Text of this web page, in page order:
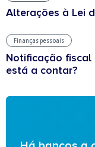
Alterações à Lei
Finanças pessoais
Notificação fiscal
está a contar?